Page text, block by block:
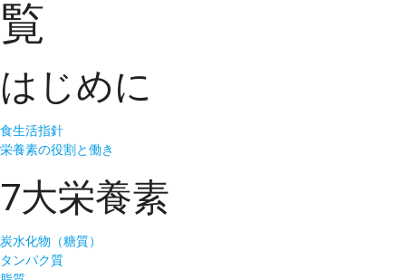
覧
はじめに
食生活指針
栄養素の役割と働き
7大栄養素
炭水化物（糖質）
タンパク質